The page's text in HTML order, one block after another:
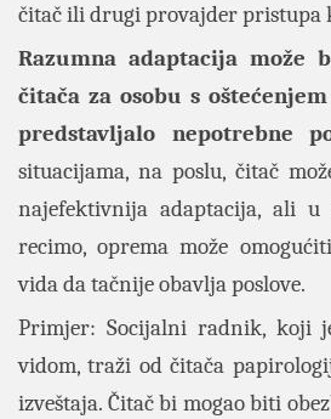
čitač ili drugi provajder pristupa
Razumna adaptacija može
čitača za osobu s
predstavljalo nepotrebne
situacijama, na poslu, čitač
najefektivnija adaptacija, ali u
recimo, oprema može
vida da tačnije obavlja poslove.
Primjer: Socijalni radnik, koji
vidom, traži od čitača
izveštaja. Čitač bi mogao biti